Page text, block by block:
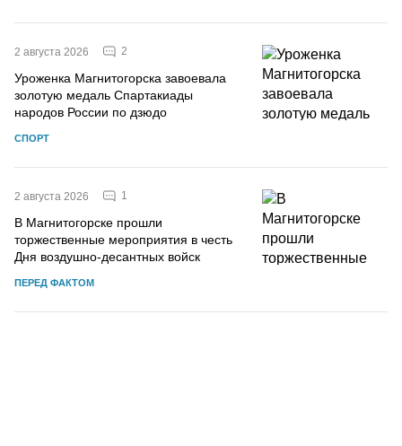
2 августа 2026 2
Уроженка Магнитогорска завоевала
золотую медаль Спартакиады
народов России по дзюдо
СПОРТ
2 августа 2026 1
В Магнитогорске прошли
торжественные мероприятия в честь
Дня воздушно-десантных войск
ПЕРЕД ФАКТОМ